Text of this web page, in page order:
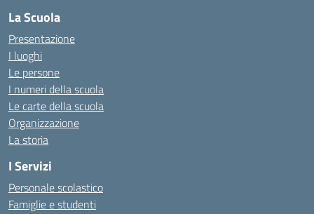
La Scuola
Presentazione
I luoghi
Le persone
I numeri della scuola
Le carte della scuola
Organizzazione
La storia
I Servizi
Personale scolastico
Famiglie e studenti